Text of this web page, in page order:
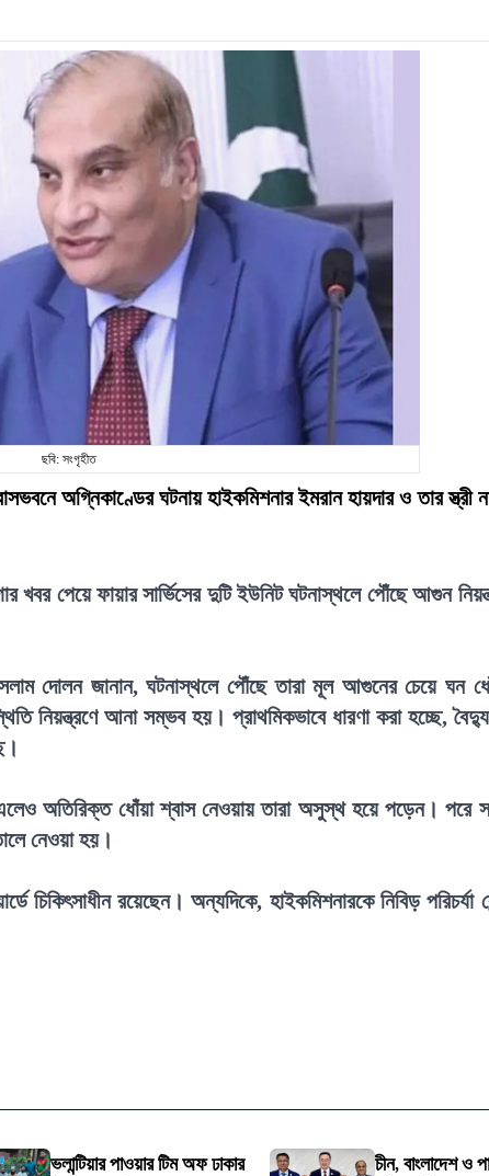
ছবি: সংগৃহীত
অগ্নিকাণ্ডের ঘটনায় হাইকমিশনার ইমরান হায়দার ও তার স্ত্রী
পেয়ে ফায়ার সার্ভিসের দুটি ইউনিট ঘটনাস্থলে পৌঁছে আগুন
দোলন জানান, ঘটনাস্থলে পৌঁছে তারা মূল আগুনের চেয়ে ঘন
নিয়ন্ত্রণে আনা সম্ভব হয়। প্রাথমিকভাবে ধারণা করা হচ্ছে,
এলেও অতিরিক্ত ধোঁয়া শ্বাস নেওয়ায় তারা অসুস্থ হয়ে পড়েন। পরে
নেওয়া হয়।
চিকিৎসাধীন রয়েছেন। অন্যদিকে, হাইকমিশনারকে নিবিড় পরিচর্যা
ভলান্টিয়ার পাওয়ার টিম অফ ঢাকার
চীন, বাংলাদেশ ও